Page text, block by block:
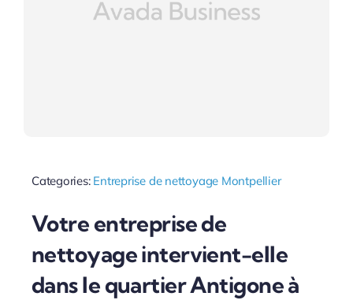
Categories: Entreprise de nettoyage Montpellier
Votre entreprise de
nettoyage intervient-elle
dans le quartier Antigone à